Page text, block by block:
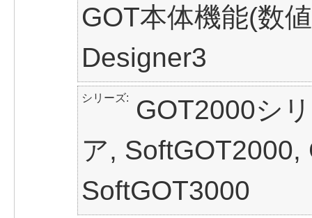
GOT本体機能(数
Designer3
シリーズ
GOT2000シ
ア,
SoftGOT3000